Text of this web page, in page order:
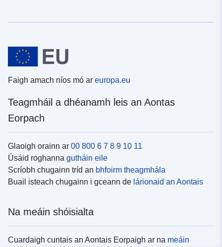
Faigh amach níos mó ar europa.eu
Teagmháil a dhéanamh leis an Aontas
Eorpach
Glaoigh orainn ar 00 800 6 7 8 9 10 11
Úsáid roghanna gutháin eile
Scríobh chugainn tríd an bhfoirm theagmhála
Buail isteach chugainn i gceann de lárionaid an Aontais
Na meáin shóisialta
Cuardaigh cuntais an Aontais Eorpaigh ar na meáin